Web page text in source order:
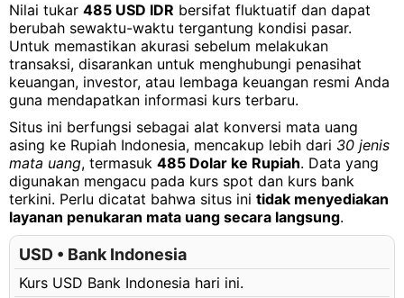
485.05 USD
Rp8,700,899.66 IDR
485.06 USD
Rp8,701,079.04 IDR
485.07 USD
Rp8,701,258.42 IDR
485.08 USD
Rp8,701,437.80 IDR
485.09 USD
Rp8,701,617.18 IDR
485.10 USD
Rp8,701,796.57 IDR
485.11 USD
Rp8,701,975.95 IDR
485.12 USD
Rp8,702,155.33 IDR
485.13 USD
485.14 USD
Rp8,702,514.09 IDR
Nilai tukar 485 USD IDR bersifat fluktuatif dan dapat
berubah sewaktu-waktu tergantung kondisi pasar.
Untuk memastikan akurasi sebelum melakukan
transaksi, disarankan untuk menghubungi penasihat
keuangan, investor, atau lembaga keuangan resmi Anda
guna mendapatkan informasi kurs terbaru.
Situs ini berfungsi sebagai alat konversi mata uang
asing ke Rupiah Indonesia, mencakup lebih dari 30 jenis
mata uang, termasuk 485 Dolar ke Rupiah. Data yang
digunakan mengacu pada kurs spot dan kurs bank
terkini. Perlu dicatat bahwa situs ini tidak menyediakan
layanan penukaran mata uang secara langsung.
USD • Bank Indonesia
Kurs USD Bank Indonesia hari ini.